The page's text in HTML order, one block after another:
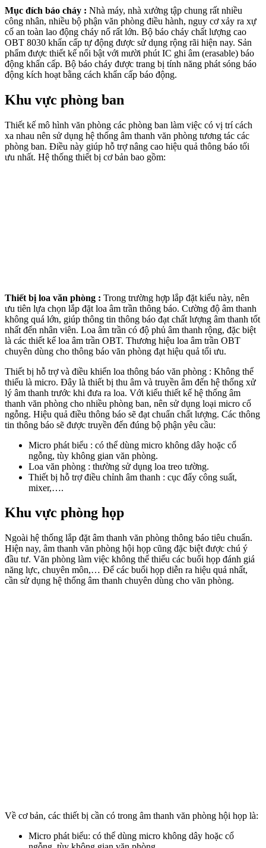
Mục đích báo cháy : Nhà máy, nhà xưởng tập chung rất nhiều
công nhân, nhiều bộ phận văn phòng điều hành, nguy cơ xảy ra xự
cố an toàn lao động cháy nổ rất lớn. Bộ báo cháy chất lượng cao
OBT 8030 khẩn cấp tự động được sử dụng rộng rãi hiện nay. Sản
phẩm được thiết kế nổi bật với mười phút IC ghi âm (erasable) báo
động khẩn cấp. Bộ báo cháy được trang bị tính năng phát sóng báo
động kích hoạt bằng cách khẩn cấp báo động.
Khu vực phòng ban
Thiết kế mô hình văn phòng các phòng ban làm việc có vị trí cách
xa nhau nên sử dụng hệ thống âm thanh văn phòng tương tác các
phòng ban. Điều này giúp hỗ trợ nâng cao hiệu quả thông báo tối
ưu nhất. Hệ thống thiết bị cơ bản bao gồm:
Thiết bị loa văn phòng : Trong trường hợp lắp đặt kiểu này, nên
ưu tiên lựa chọn lắp đặt loa âm trần thông báo. Cường độ âm thanh
không quá lớn, giúp thông tin thông báo đạt chất lượng âm thanh tốt
nhất đến nhân viên. Loa âm trần có độ phủ âm thanh rộng, đặc biệt
là các thiết kế loa âm trần OBT. Thương hiệu loa âm trần OBT
chuyên dùng cho thông báo văn phòng đạt hiệu quả tối ưu.
Thiết bị hỗ trợ và điều khiển loa thông báo văn phòng : Không thể
thiếu là micro. Đây là thiết bị thu âm và truyền âm đến hệ thống xử
lý âm thanh trước khi đưa ra loa. Với kiểu thiết kế hệ thống âm
thanh văn phòng cho nhiều phòng ban, nên sử dụng loại micro cổ
ngỗng. Hiệu quả điều thông báo sẽ đạt chuẩn chất lượng. Các thông
tin thông báo sẽ được truyền đến đúng bộ phận yêu cầu:
Micro phát biểu : có thể dùng micro không dây hoặc cổ
ngỗng, tùy không gian văn phòng.
Loa văn phòng : thường sử dụng loa treo tường.
Thiết bị hỗ trợ điều chỉnh âm thanh : cục đẩy công suất,
mixer,….
Khu vực phòng họp
Ngoài hệ thống lắp đặt âm thanh văn phòng thông báo tiêu chuẩn.
Hiện nay, âm thanh văn phòng hội họp cũng đặc biệt được chú ý
đầu tư. Văn phòng làm việc không thể thiếu các buổi họp đánh giá
năng lực, chuyên môn,… Để các buổi họp diễn ra hiệu quả nhất,
cần sử dụng hệ thống âm thanh chuyên dùng cho văn phòng.
Về cơ bản, các thiết bị cần có trong âm thanh văn phòng hội họp là:
Micro phát biểu: có thể dùng micro không dây hoặc cổ